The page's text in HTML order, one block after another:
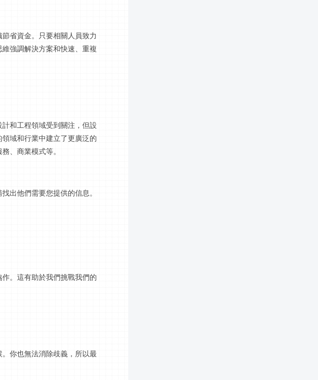
省資金。只要相關人員致力
強調解決方案和快速、重複
和工程領域受到關注，但設
域和行業中建立了更廣泛的
、商業模式等。
出他們需要您提供的信息。
。這有助於我們挑戰我們的
你也無法消除歧義，所以最